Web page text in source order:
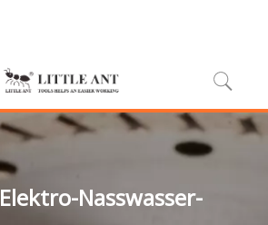
Nasswasser-